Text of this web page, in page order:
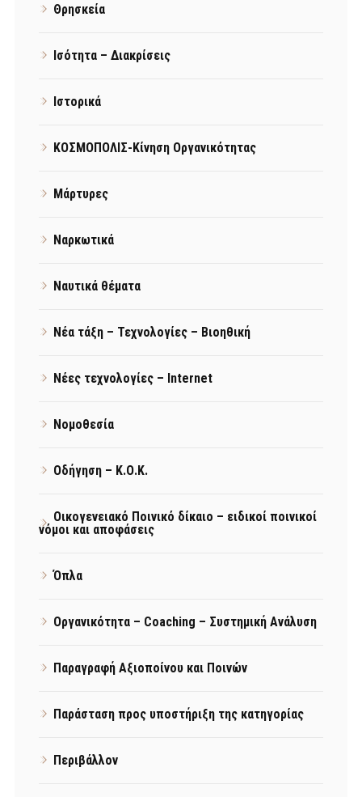
Θρησκεία
Ισότητα – Διακρίσεις
Ιστορικά
ΚΟΣΜΟΠΟΛΙΣ-Κίνηση Οργανικότητας
Μάρτυρες
Ναρκωτικά
Ναυτικά θέματα
Νέα τάξη – Τεχνολογίες – Βιοηθική
Νέες τεχνολογίες – Internet
Νομοθεσία
Οδήγηση – Κ.Ο.Κ.
Οικογενειακό Ποινικό δίκαιο – ειδικοί ποινικοί
νόμοι και αποφάσεις
Όπλα
Οργανικότητα – Coaching – Συστημική Ανάλυση
Παραγραφή Αξιοποίνου και Ποινών
Παράσταση προς υποστήριξη της κατηγορίας
Περιβάλλον